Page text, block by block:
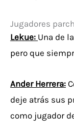
Jugadores
Lekue: Una de
pero que
Ander Herrera:
deje atrás sus
como jugador